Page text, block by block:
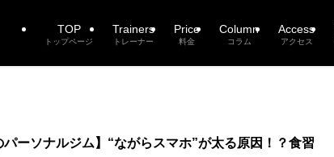
TOP
トップページ
Trainers
トレーナー
Price
料金
Column
コラム
Access
アクセス
パーソナルジム】“ながらスマホ”が太る原因！？食習